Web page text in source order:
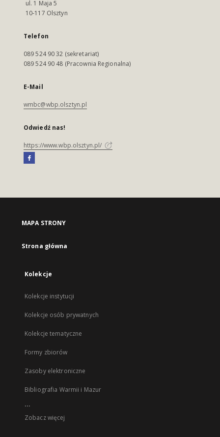
ul. 1 Maja 5
10-117 Olsztyn
Telefon
089 524 90 32 (sekretariat)
089 524 90 48 (Pracownia Regionalna)
E-Mail
wmbc@wbp.olsztyn.pl
Odwiedź nas!
https://www.wbp.olsztyn.pl/
MAPA STRONY
Strona główna
Kolekcje
Kolekcje instytucji
Kolekcje osób prywatnych
Kolekcje tematyczne
Formy zbiorów
Zasoby elektroniczne
Bibliografia Warmii i Mazur
...
Zobacz więcej